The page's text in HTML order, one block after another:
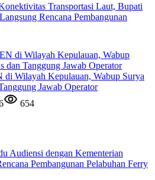
Transportasi Laut, Bupati
Rencana Pembangunan
di Wilayah Kepulauan, Wabup Surya
Jawab Operator
654